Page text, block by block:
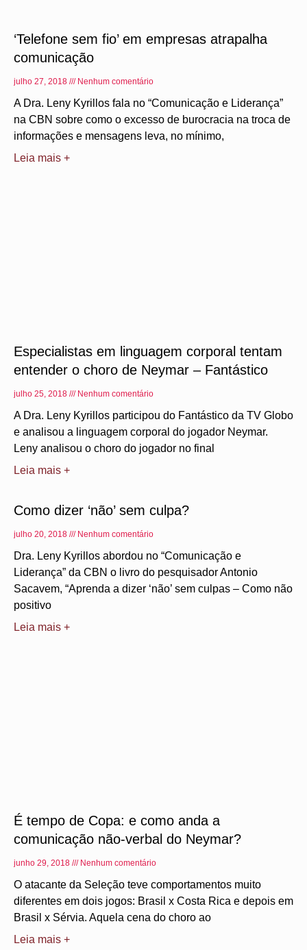
‘Telefone sem fio’ em empresas atrapalha
comunicação
julho 27, 2018 Nenhum comentário
A Dra. Leny Kyrillos fala no “Comunicação e Liderança”
na CBN sobre como o excesso de burocracia na troca de
informações e mensagens leva, no mínimo,
Leia mais +
Especialistas em linguagem corporal tentam
entender o choro de Neymar – Fantástico
julho 25, 2018 Nenhum comentário
A Dra. Leny Kyrillos participou do Fantástico da TV Globo
e analisou a linguagem corporal do jogador Neymar.
Leny analisou o choro do jogador no final
Leia mais +
Como dizer ‘não’ sem culpa?
julho 20, 2018 Nenhum comentário
Dra. Leny Kyrillos abordou no “Comunicação e
Liderança” da CBN o livro do pesquisador Antonio
Sacavem, “Aprenda a dizer ‘não’ sem culpas – Como não
positivo
Leia mais +
É tempo de Copa: e como anda a
comunicação não-verbal do Neymar?
junho 29, 2018 Nenhum comentário
O atacante da Seleção teve comportamentos muito
diferentes em dois jogos: Brasil x Costa Rica e depois em
Brasil x Sérvia. Aquela cena do choro ao
Leia mais +